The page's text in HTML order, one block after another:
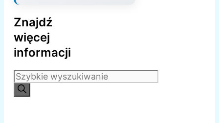
Znajdź
więcej
informacji
Szukaj: